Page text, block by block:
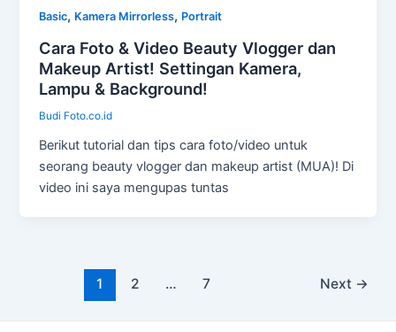
Basic, Kamera Mirrorless, Portrait
Cara Foto & Video Beauty Vlogger dan
Makeup Artist! Settingan Kamera,
Lampu & Background!
Budi Foto.co.id
Berikut tutorial dan tips cara foto/video untuk
seorang beauty vlogger dan makeup artist (MUA)! Di
video ini saya mengupas tuntas
1 2 … 7 Next →